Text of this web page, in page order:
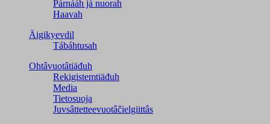
Párnááh já nuorah
Haavah
Äigikyevdil
Tábáhtusah
Ohtâvuotâtiäđuh
Rekigistemtiäđuh
Media
Tietosuoja
Juvsâttetteevuotâčielgiittâs